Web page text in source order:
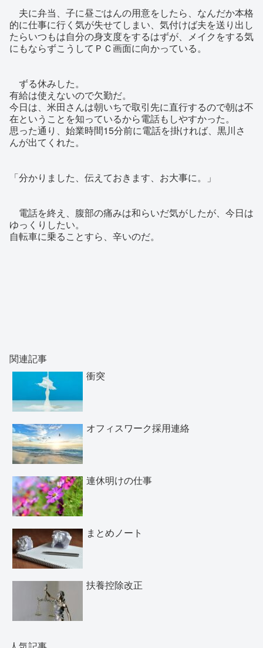
夫に弁当、子に昼ごはんの用意をしたら、なんだか本格
的に仕事に行く気が失せてしまい、気付けば夫を送り出し
たらいつもは自分の身支度をするはずが、メイクをする気
にもならずこうしてＰＣ画面に向かっている。
ずる休みした。
有給は使えないので欠勤だ。
今日は、米田さんは朝いちで取引先に直行するので朝は不
在ということを知っているから電話もしやすかった。
思った通り、始業時間15分前に電話を掛ければ、黒川さ
んが出てくれた。
「分かりました、伝えておきます、お大事に。」
電話を終え、腹部の痛みは和らいだ気がしたが、今日は
ゆっくりしたい。
自転車に乗ることすら、辛いのだ。
関連記事
衝突
オフィスワーク採用連絡
連休明けの仕事
まとめノート
扶養控除改正